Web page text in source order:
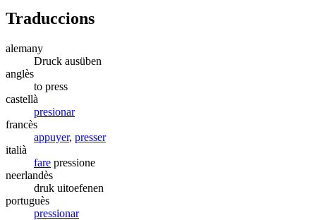
Traduccions
alemany
Druck ausüben
anglès
to press
castellà
presionar
francès
appuyer, presser
italià
fare pressione
neerlandès
druk uitoefenen
portuguès
pressionar